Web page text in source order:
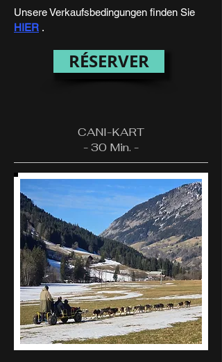
Unsere Verkaufsbedingungen finden Sie
HIER .
RÉSERVER
CANI-KART
- 30 Min. -